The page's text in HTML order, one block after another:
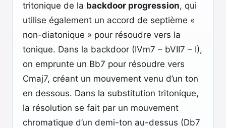
tritonique de la backdoor progression, qui
utilise également un accord de septième «
non-diatonique » pour résoudre vers la
tonique. Dans la backdoor (IVm7 – bVII7 – I),
on emprunte un Bb7 pour résoudre vers
Cmaj7, créant un mouvement venu d’un ton
en dessous. Dans la substitution tritonique,
la résolution se fait par un mouvement
chromatique d’un demi-ton au-dessus (Db7